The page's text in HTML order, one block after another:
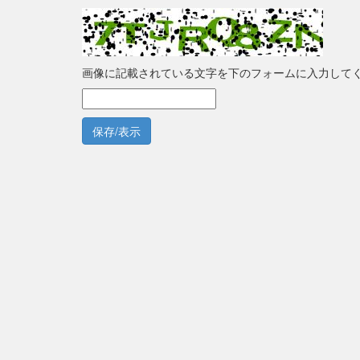
画像に記載されている文字を下のフォームに入力して
保存/表示